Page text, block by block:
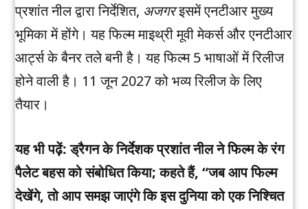
प्रशांत नील द्वारा निर्देशित, अजगरइसमें एनटीआर मुख्य
भूमिका में होंगे। यह फिल्म माइथ्री मूवी मेकर्स और एनटीआर
आर्ट्स के बैनर तले बनी है। यह फिल्म 5 भाषाओं में रिलीज
होने वाली है। 11 जून 2027 को भव्य रिलीज के लिए
तैयार।
यह भी पढ़ें: ड्रैगन के निर्देशक प्रशांत नील ने फिल्म के रंग
पैलेट बहस को संबोधित किया; कहते हैं, “जब आप फिल्म
देखेंगे, तो आप समझ जाएंगे कि इस दुनिया को एक निश्चित